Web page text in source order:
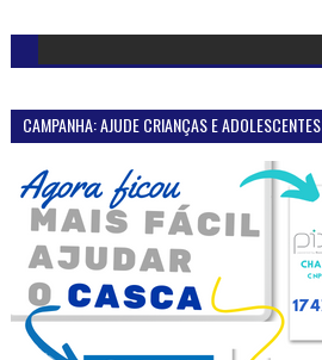
CAMPANHA: AJUDE CRIANÇAS E ADOLESCENTES